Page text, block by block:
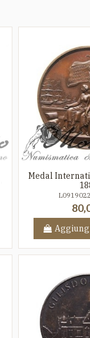
Medal